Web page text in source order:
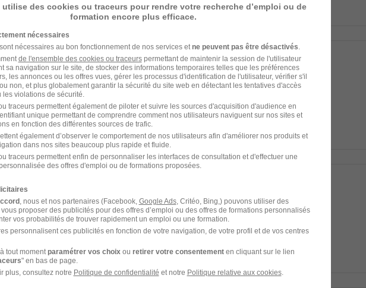
n’est plus disponible depuis le 17/05/26
d'Affaires CVC H/F
Duc - 55 CDI Temps partiel
n’est plus disponible depuis le 18/07/26
d'Affaires CVC H/F
Duc - 55 CDI Temps partiel
n’est plus disponible depuis le 18/07/26
utilise des cookies ou traceurs pour rendre votre recherche d’emploi ou de
formation encore plus efficace.
nécessaires
nécessaires au bon fonctionnement de nos services et ne peuvent pas être désactivés
de l'ensemble des cookies ou traceurspermettant de maintenir la session de l'utilisateur
sa navigation sur le site, de stocker des informations temporaires telles que les préférences
les annonces ou les offres vues, gérer les processus d'identification de l'utilisateur, vérifier s'il
non, et plus globalement garantir la sécurité du site web en détectant les tentatives d'accès
violations de sécurité.
traceurs permettent également de piloter et suivre les sources d'acquisition d'audience en
unique permettant de comprendre comment nos utilisateurs naviguent sur nos sites et
en fonction des différentes sources de trafic.
également d’observer le comportement de nos utilisateurs afin d'améliorer nos produits et
dans nos sites beaucoup plus rapide et fluide.
traceurs permettent enfin de personnaliser les interfaces de consultation et d'effectuer une
des offres d'emploi ou de formations proposées.
, nous et nos partenaires (Facebook, Google Ads, Critéo, Bing,) pouvons utiliser des
proposer des publicités pour des offres d’emploi ou des offres de formations personnalisés
vos probabilités de trouver rapidement un emploi ou une formation.
personnalisent ces publicités en fonction de votre navigation, de votre profil et de vos centres
tout moment paramétrer vos choix ou retirer votre consentementen cliquant sur le lien
" en bas de page.
plus, consultez notre Politique de confidentialité et notre Politique relative aux cookies.